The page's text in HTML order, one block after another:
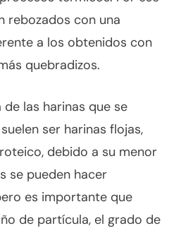
rebozados con una
a los obtenidos con
quebradizos.
las harinas que se
ser harinas flojas,
debido a su menor
se pueden hacer
es importante que
de partícula, el grado de